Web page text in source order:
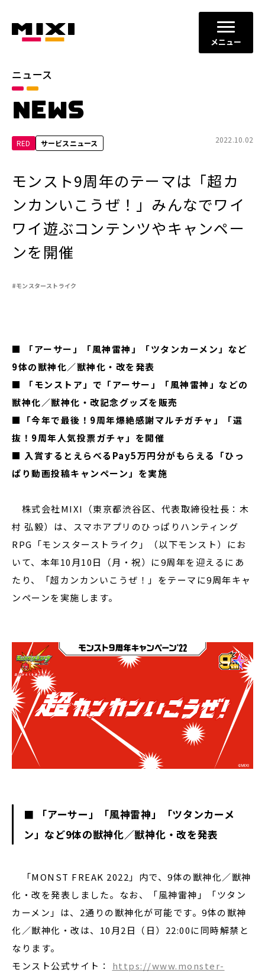
メニュー
ニュース
NEWS
RED サービスニュース 2022.10.02
モンスト9周年のテーマは「超カ
ンカンいこうぜ！」みんなでワイ
ワイ遊ぶコンテンツやキャンペー
ンを開催
#モンスターストライク
■ 「アーサー」「風神雷神」「ツタンカーメン」など
9体の獣神化／獣神化・改を発表
■ 「モンストア」で「アーサー」「風神雷神」などの
獣神化／獣神化・改記念グッズを販売
■「今年で最後！9周年爆絶感謝マルチガチャ」「選
抜！9周年人気投票ガチャ」を開催
■ 入賞するとえらべるPay5万円分がもらえる「ひっ
ぱり動画投稿キャンペーン」を実施
株式会社MIXI（東京都渋谷区、代表取締役社長：木
村 弘毅）は、スマホアプリのひっぱりハンティング
RPG「モンスターストライク」（以下モンスト）にお
いて、本年10月10日（月・祝）に9周年を迎えるにあ
たり、「超カンカンいこうぜ！」をテーマに9周年キャ
ンペーンを実施します。
■ 「アーサー」「風神雷神」「ツタンカーメ
ン」など9体の獣神化／獣神化・改を発表
「MONST FREAK 2022」内で、9体の獣神化／獣神
化・改を発表しました。なお、「風神雷神」「ツタン
カーメン」は、2通りの獣神化が可能です。9体の獣神
化／獣神化・改は、10月2日（日）22:00に同時解禁と
なります。
モンスト公式サイト： https://www.monster-
カテゴリ
お知らせ
2026年